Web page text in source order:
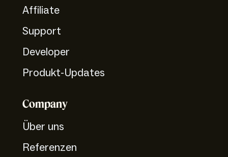
Affiliate
Support
Developer
Produkt-Updates
Company
Über uns
Referenzen